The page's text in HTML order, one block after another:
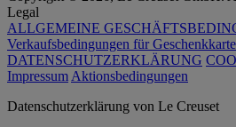
Legal
ALLGEMEINE
Verkaufsbedingungen für
DATENSCHUTZERKLÄRUNG
Impressum Aktionsbedingungen
Datenschutz­erklärung von Le Creuset